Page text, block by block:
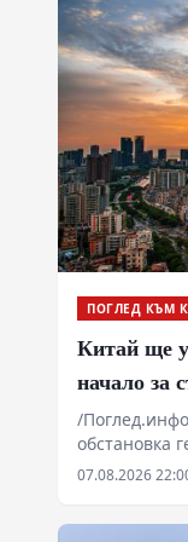
ПОГЛЕД КЪМ
Китай ще
начало за
пет години
/
обстановка
Дзинпин
07.08.2026